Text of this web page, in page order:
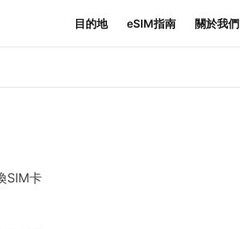
目的地 eSIM指南 關於我們
SIM卡